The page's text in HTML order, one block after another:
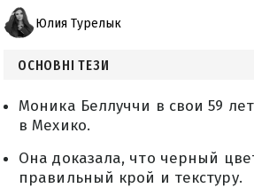
Юлия Турелык
ОСНОВНІ ТЕЗИ
Моника Беллуччи в свои 59
в Мехико.
Она доказала, что черный
правильный крой и текстуру.